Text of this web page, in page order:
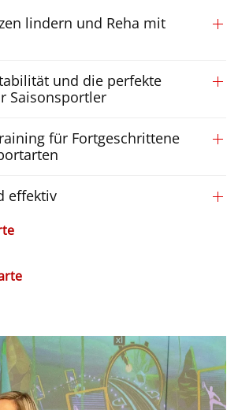
lindern und Reha mit
und die perfekte
Saisonsportler
für Fortgeschrittene
effektiv